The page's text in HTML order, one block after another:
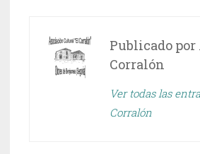
Publicado por
Corralón
Ver todas las
Corralón